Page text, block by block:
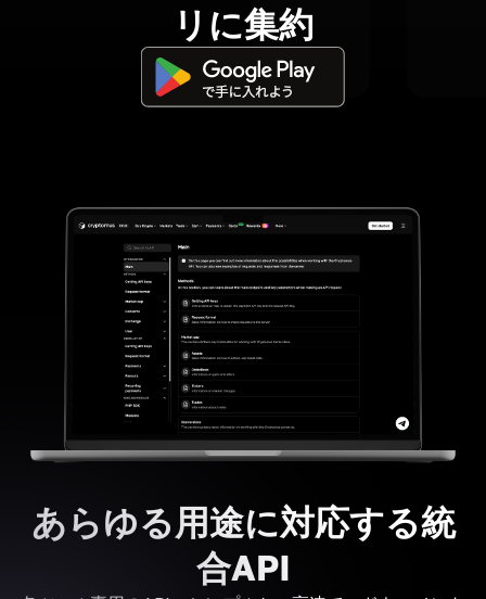
リに集約
あらゆる用途に対応する統
合API